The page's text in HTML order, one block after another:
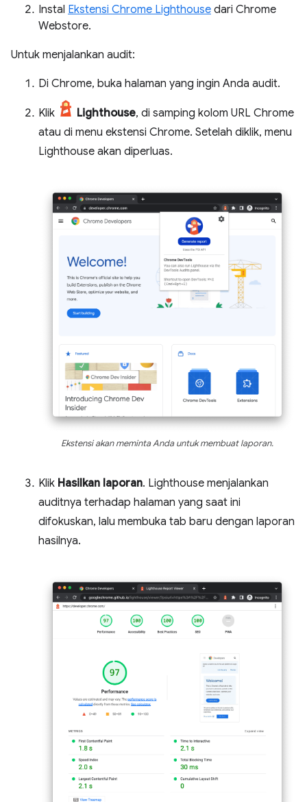
Instal Ekstensi Chrome Lighthouse dari Chrome
Webstore.
Untuk menjalankan audit:
Di Chrome, buka halaman yang ingin Anda audit.
Klik Lighthouse, di samping kolom URL Chrome
atau di menu ekstensi Chrome. Setelah diklik, menu
Lighthouse akan diperluas.
Ekstensi akan meminta Anda untuk membuat laporan.
Klik Hasilkan laporan. Lighthouse menjalankan
auditnya terhadap halaman yang saat ini
difokuskan, lalu membuka tab baru dengan laporan
hasilnya.